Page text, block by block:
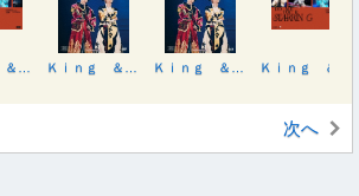
次へ